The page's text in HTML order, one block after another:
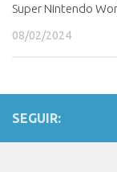
Super Nintendo
08/02/2024
SEGUIR: